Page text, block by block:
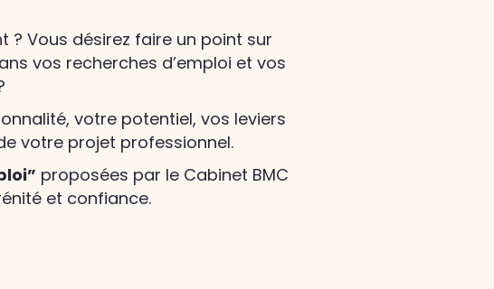
? Vous désirez faire un point sur
vos recherches d’emploi et vos
votre potentiel, vos leviers
votre projet professionnel.
proposées par le Cabinet BMC
et confiance.